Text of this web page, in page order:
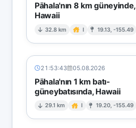
Pāhala'nın 8 km güneyinde,
Hawaii
32.8 km I 19.13, -155.49
21:53:43 05.08.2026
Pāhala'nın 1 km batı-
güneybatısında, Hawaii
29.1 km I 19.20, -155.49